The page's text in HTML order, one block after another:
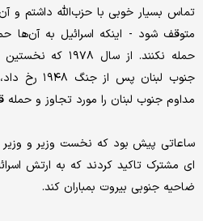
تماس بسیار خوبی با حزب‌الله داشتم و
متوقف شود - اینکه اسرائیل به آن‌ها
حمله نکنند. از سال
جنوب لبنان
مداوم جنوب لبنان را مورد تجاوز و حمله
ساعاتی پیش بود که نخست وزیر و وزیر
ای مشترک تاکید کردند که به ارتش
ضاحیه جنوبی بیروت بمباران کند.